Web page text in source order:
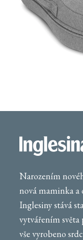
Narozením
nová maminka a
Inglesiny stává
vytvářením světa
vše vyrobeno